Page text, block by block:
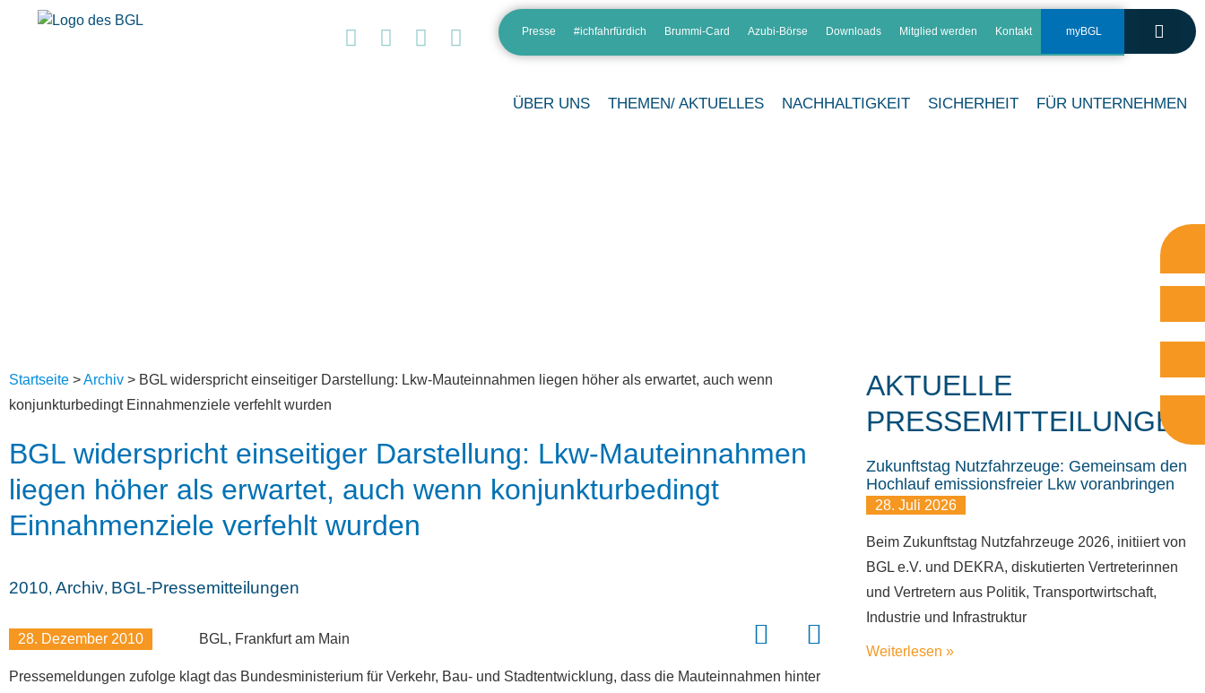
Presse #ichfahrfürdich Brummi-Card Azubi-Börse Downloads Mitglied werden Kontakt myBGL
ÜBER UNS THEMEN/ AKTUELLES NACHHALTIGKEIT SICHERHEIT FÜR UNTERNEHMEN
Startseite >Archiv > BGL widerspricht einseitiger Darstellung: Lkw-Mauteinnahmen liegen höher als erwartet, auch wenn
konjunkturbedingt Einnahmenziele verfehlt wurden
BGL widerspricht einseitiger Darstellung: Lkw-Mauteinnahmen
liegen höher als erwartet, auch wenn konjunkturbedingt
Einnahmenziele verfehlt wurden
2010, Archiv, BGL-Pressemitteilungen
28. Dezember 2010 BGL, Frankfurt am Main
Pressemeldungen zufolge klagt das Bundesministerium für Verkehr, Bau- und Stadtentwicklung, dass die Mauteinnahmen hinter
AKTUELLE
PRESSEMITTEILUNGEN
Zukunftstag Nutzfahrzeuge: Gemeinsam den
Hochlauf emissionsfreier Lkw voranbringen
28. Juli 2026
Beim Zukunftstag Nutzfahrzeuge 2026, initiiert von
BGL e.V. und DEKRA, diskutierten Vertreterinnen
und Vertretern aus Politik, Transportwirtschaft,
Industrie und Infrastruktur
Weiterlesen »